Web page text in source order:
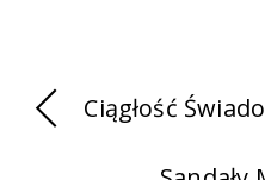
Ciągłość